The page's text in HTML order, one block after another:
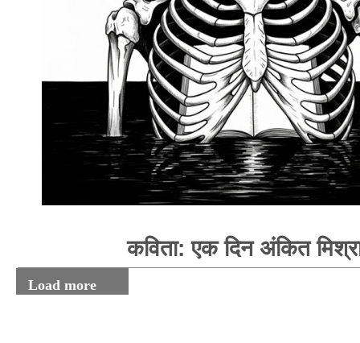
कविता: एक दिन अंकित
Load more